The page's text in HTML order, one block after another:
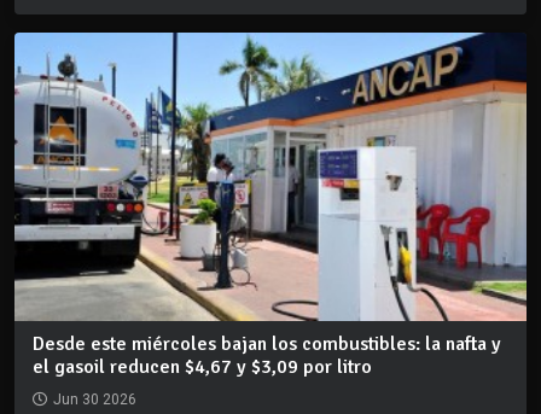
Desde este miércoles bajan los combustibles: la nafta y
el gasoil reducen $4,67 y $3,09 por litro
Jun 30 2026